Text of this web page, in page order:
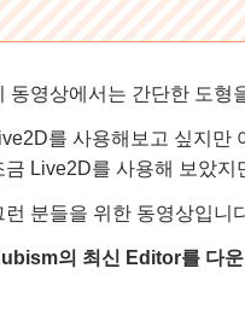
동영상에서는 간단한 도형
를 사용해보고 싶지만
금 Live2D를 사용해 보았지
런 분들을 위한 동영상입니
의 최신 Editor를 다